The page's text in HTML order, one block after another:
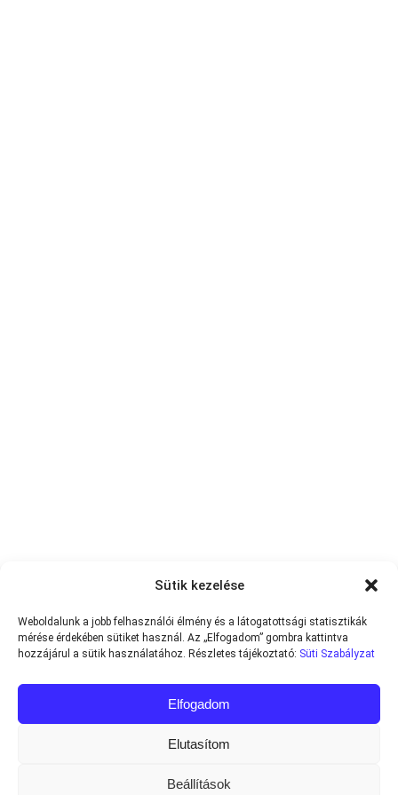
Sütik kezelése
Weboldalunk a jobb felhasználói élmény és a látogatottsági statisztikák
mérése érdekében sütiket használ. Az „Elfogadom” gombra kattintva
hozzájárul a sütik használatához. Részletes tájékoztató: Süti Szabályzat
Elfogadom
Elutasítom
Beállítások
Minden jog fenntartva © 2013-2026Teniszvilag.com